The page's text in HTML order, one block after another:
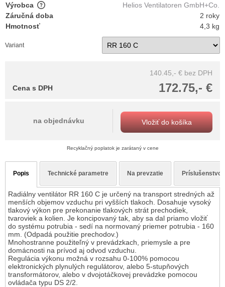
Výrobca
Helios Ventilatoren GmbH+Co.
Záručná doba
2 roky
Hmotnosť
4,3 kg
Variant
140.45,- € bez DPH
172.75,- €
Cena s DPH
na objednávku Vložiť do košíka
Recyklačný poplatok je zarátaný v cene
Popis Technické parametre Na prevzatie Príslušenstvo
Radiálny ventilátor RR 160 C je určený na transport stredných až
menších objemov vzduchu pri vyšších tlakoch. Dosahuje vysoký
tlakový výkon pre prekonanie tlakových strát prechodiek,
tvaroviek a kolien. Je koncipovaný tak, aby sa dal priamo vložiť
do systému potrubia - sedí na normovaný priemer potrubia - 160
mm. (Odpadá použitie prechodov.)
Mnohostranne použiteľný v prevádzkach, priemysle a pre
domácnosti na prívod aj odvod vzduchu.
Regulácia výkonu možná v rozsahu 0-100% pomocou
elektronických plynulých regulátorov, alebo 5-stupňových
transformátorov, alebo v dvojotáčkovej prevádzke pomocou
ovládača typu DS 2/2.